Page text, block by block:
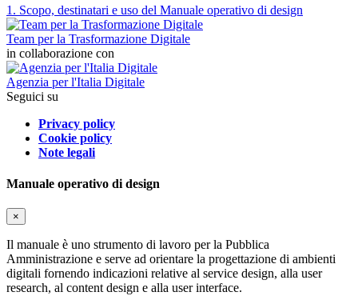
1. Scopo, destinatari e uso del Manuale operativo di design
Team per la Trasformazione Digitale
in collaborazione con
Agenzia per l'Italia Digitale
Seguici su
Privacy policy
Cookie policy
Note legali
Manuale operativo di design
×
Il manuale è uno strumento di lavoro per la Pubblica
Amministrazione e serve ad orientare la progettazione di ambienti
digitali fornendo indicazioni relative al service design, alla user
research, al content design e alla user interface.